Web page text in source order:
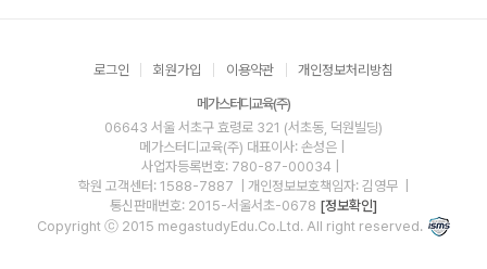
로그인 회원가입 이용약관 개인정보처리방침
메가스터디교육(주)
06643 서울 서초구 효령로 321 (서초동, 덕원빌딩)
메가스터디교육(주) 대표이사: 손성은 |
사업자등록번호: 780-87-00034
학원 고객센터: 1588-7887
| 개인정보보호책임자: 김영무
통신판매번호: 2015-서울서초-0678 [정보확인]
Copyright ⓒ 2015 megastudyEdu.Co.Ltd. All right reserved.